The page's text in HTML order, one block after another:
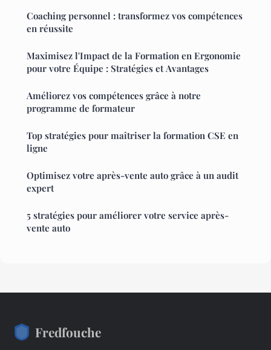
Coaching personnel : transformez vos compétences
en réussite
Maximisez l'Impact de la Formation en Ergonomie
pour votre Équipe : Stratégies et Avantages
Améliorez vos compétences grâce à notre
programme de formateur
Top stratégies pour maîtriser la formation CSE en
ligne
Optimisez votre après-vente auto grâce à un audit
expert
5 stratégies pour améliorer votre service après-
vente auto
Fredfouche